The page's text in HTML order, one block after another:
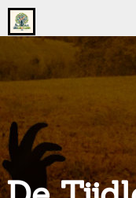
Go
to
home
page
onsgrotegezin.nl